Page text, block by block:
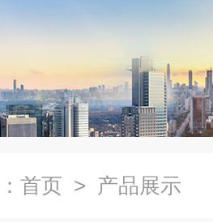
首页 > 产品展示